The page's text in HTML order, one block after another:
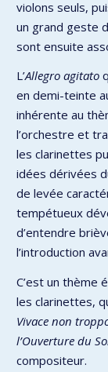
violons seuls,
un grand geste
sont ensuite
L’Allegro agitato
en demi-teinte
inhérente au
l’orchestre et
les clarinettes
idées dérivées
de levée
tempétueux
d’entendre
l’introduction
C’est un thème
les clarinettes,
Vivace non
l’Ouverture du
compositeur.